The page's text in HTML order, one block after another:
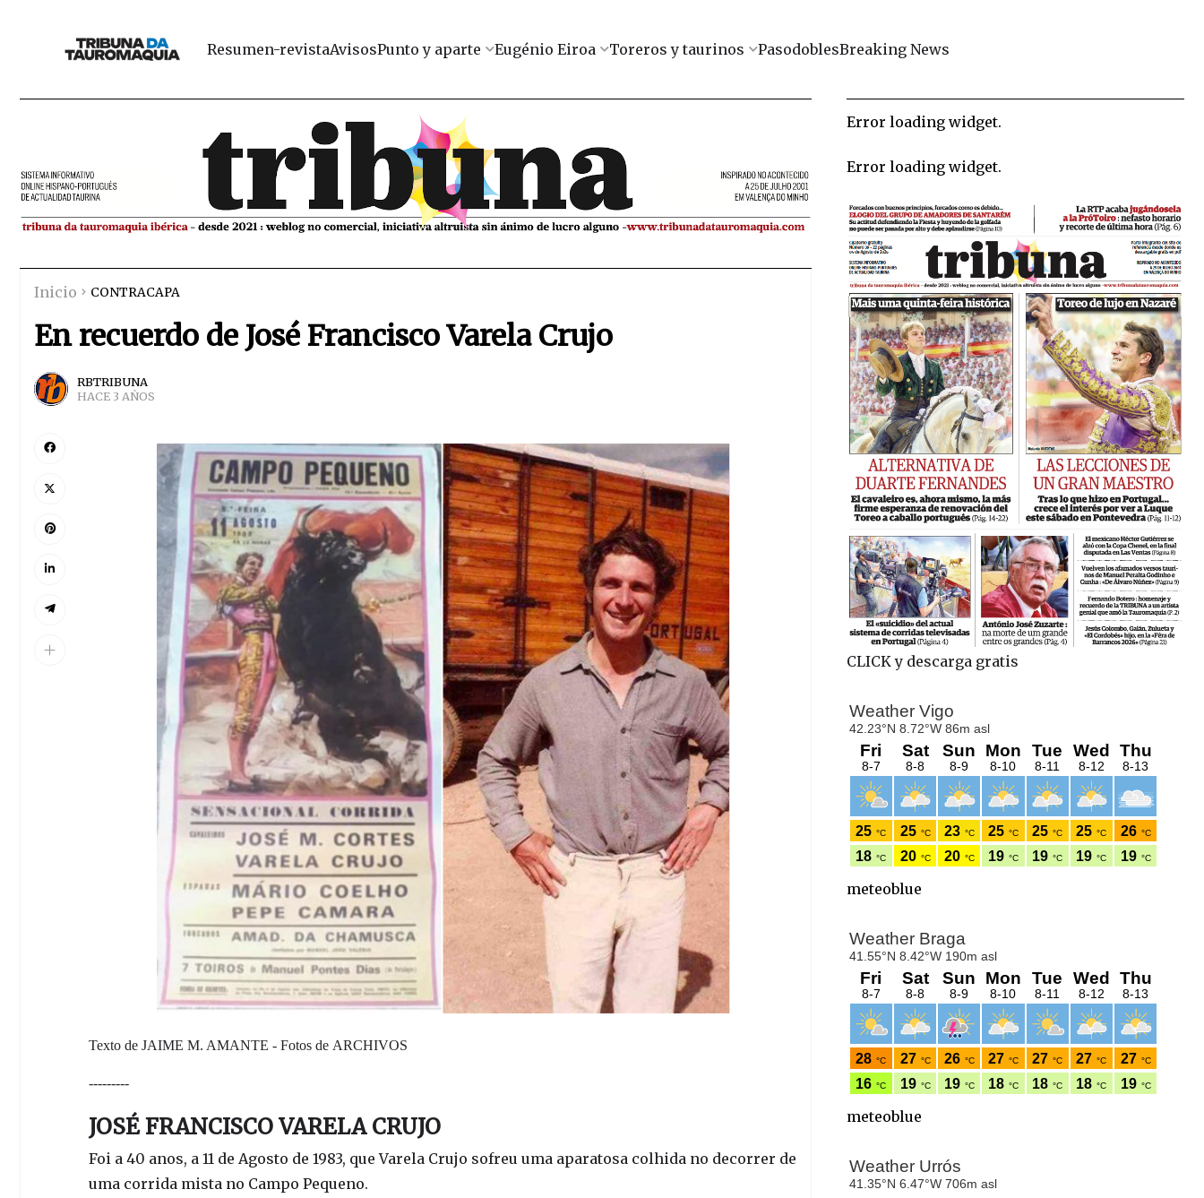
Resumen-revistaAvisosPunto y aparte Eugénio Eiroa Toreros y taurinos PasodoblesBreaking News
Inicio CONTRACAPA
En recuerdo de José Francisco Varela Crujo
RBTRIBUNA
HACE 3 AÑOS
Texto de JAIME M. AMANTE - Fotos de ARCHIVOS
---------
JOSÉ FRANCISCO VARELA CRUJO
Foi a 40 anos, a 11 de Agosto de 1983, que Varela Crujo sofreu uma aparatosa colhida no decorrer de
uma corrida mista no Campo Pequeno.
Error loading widget.
Error loading widget.
CLICK y descarga gratis
meteoblue
meteoblue